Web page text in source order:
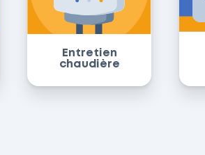
Entretien
chaudière